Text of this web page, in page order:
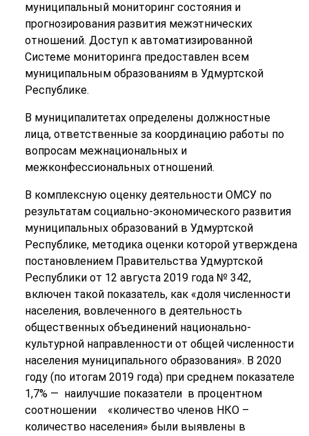
муниципальный мониторинг состояния и
прогнозирования развития межэтнических
отношений. Доступ к автоматизированной
Системе мониторинга предоставлен всем
муниципальным образованиям в Удмуртской
Республике.
В муниципалитетах определены должностные
лица, ответственные за координацию работы по
вопросам межнациональных и
межконфессиональных отношений.
В комплексную оценку деятельности ОМСУ по
результатам социально-экономического развития
муниципальных образований в Удмуртской
Республике, методика оценки которой утверждена
постановлением Правительства Удмуртской
Республики от 12 августа 2019 года № 342,
включен такой показатель, как «доля численности
населения, вовлеченного в деятельность
общественных объединений национально-
культурной направленности от общей численности
населения муниципального образования». В 2020
году (по итогам 2019 года) при среднем показателе
1,7% — наилучшие показатели в процентном
соотношении «количество членов НКО –
количество населения» были выявлены в